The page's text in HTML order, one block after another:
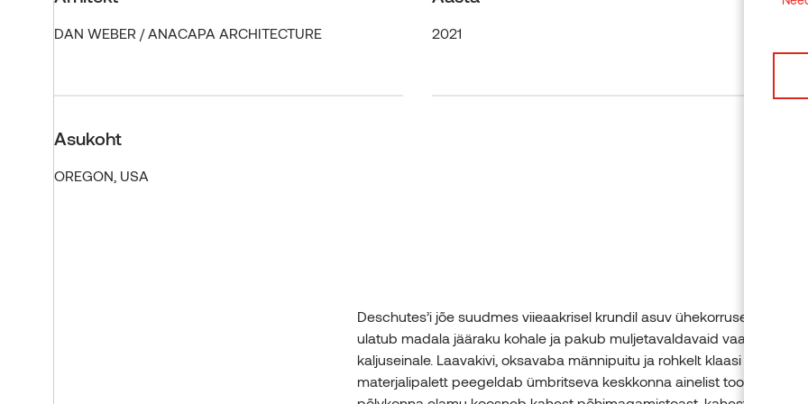
DAN WEBER / ANACAPA ARCHITECTURE 2021
Asukoht
OREGON, USA
Deschutes’i jõe suudmes viieaakrisel krundil asuv ühekorruseline elamu
ulatub madala jääraku kohale ja pakub muljetavaldavaid vaateid
kaljuseinale. Laavakivi, oksavaba männipuitu ja rohkelt klaasi sisaldav
materjalipalett peegeldab ümbritseva keskkonna ainelist tooni. Mitme